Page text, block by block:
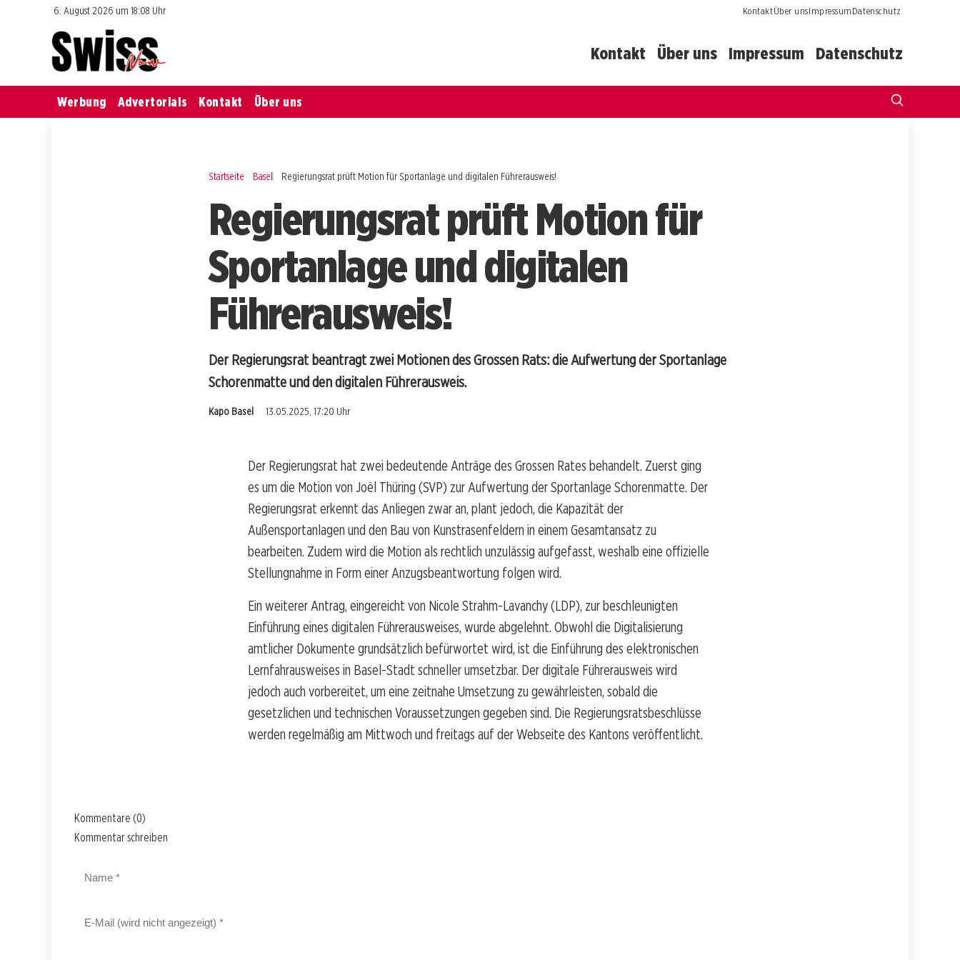
6. August 2026 um 18:08 Uhr KontaktÜber unsImpressumDatenschutz
Kontakt Über uns Impressum Datenschutz
Werbung Advertorials Kontakt Über uns
Startseite Basel Regierungsrat prüft Motion für Sportanlage und digitalen Führerausweis!
Regierungsrat prüft Motion für
Sportanlage und digitalen
Führerausweis!
Der Regierungsrat beantragt zwei Motionen des Grossen Rats: die Aufwertung der Sportanlage
Schorenmatte und den digitalen Führerausweis.
Kapo Basel 13.05.2025, 17:20 Uhr
Der Regierungsrat hat zwei bedeutende Anträge des Grossen Rates behandelt. Zuerst ging
es um die Motion von Joël Thüring (SVP) zur Aufwertung der Sportanlage Schorenmatte. Der
Regierungsrat erkennt das Anliegen zwar an, plant jedoch, die Kapazität der
Außensportanlagen und den Bau von Kunstrasenfeldern in einem Gesamtansatz zu
bearbeiten. Zudem wird die Motion als rechtlich unzulässig aufgefasst, weshalb eine offizielle
Stellungnahme in Form einer Anzugsbeantwortung folgen wird.
Ein weiterer Antrag, eingereicht von Nicole Strahm-Lavanchy (LDP), zur beschleunigten
Einführung eines digitalen Führerausweises, wurde abgelehnt. Obwohl die Digitalisierung
amtlicher Dokumente grundsätzlich befürwortet wird, ist die Einführung des elektronischen
Lernfahrausweises in Basel-Stadt schneller umsetzbar. Der digitale Führerausweis wird
jedoch auch vorbereitet, um eine zeitnahe Umsetzung zu gewährleisten, sobald die
gesetzlichen und technischen Voraussetzungen gegeben sind. Die Regierungsratsbeschlüsse
werden regelmäßig am Mittwoch und freitags auf der Webseite des Kantons veröffentlicht.
Kommentare (0)
Kommentar schreiben